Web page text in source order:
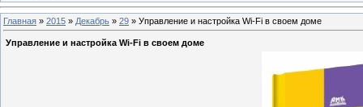
Главная » 2015 » Декабрь » 29 » Управление и настройка Wi-Fi в своем доме
Управление и настройка Wi-Fi в своем доме